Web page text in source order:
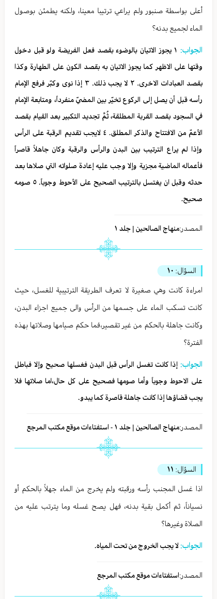
أعلى بواسطة صنبور ولم يراعي ترتيبا معينا، ولكنه يطمئن بوصول
الماء لجميع بدنه؟
الجواب:
١ يجوز الاتيان بالوضوء بقصد فعل الفريضة ولو قبل دخول
وقتها على الاظهر كما يجوز الاتيان به بقصد الكون على الطهارة وكذا
بقصد العبادات الاخرى. ٢ لا يجب ذلك. ٣ إذا نوى وكبّر فرفع الإمام
رأسه قبل أن يصل إلى الركوع تخيّر بين المضيّ منفرداً، ومتابعة الإمام
في السجود بقصد القربة المطلقة، ثُمَّ تجديد التكبير بعد القيام بقصد
الأعمّ من الافتتاح والذكر المطلق. ٤ لایجب تقدیم الرقبة علی الرأس
وإذا لم يراع الترتيب بين البدن والرأس والرقبة وكان جاهلاً قاصراً
فأعماله الماضية مجزية وإلا وجب عليه إعادة صلواته التي صلاها بعد
حدثه وقبل ان يغتسل بالترتيب الصحيح على الأحوط وجوباً. ٥ صومه
صحيح.
المصدر:منهاج الصالحين | جلد ١
السؤال: ١٠
امراءة كانت وهي صغيرة لا تعرف الطريقة الترتيبية للغسل، حيث
كانت تسكب الماء على جسمها من الرأس والى جميع اجزاء البدن،
وكانت جاهلة بالحكم من غير تقصير،فما حكم صيامها وصلاتها بهذه
الفترة؟
الجواب: إذا كانت تغسل الرأس قبل البدن فغسلها صحيح وإلا فباطل
على الاحوط وجوباً وأما صومها فصحيح على كل حال،اما صلاتها فلا
يجب قضاؤها إذا كانت جاهلة قاصرة كما يبدو.
المصدر:منهاج الصالحين | جلد ١ - استفتاءات موقع مكتب المرجع
السؤال: ١١
اذا غسل المجنب رأسه ورقبته ولم يخرج من الماء جهلاً بالحكم أو
نسياناً، ثم أكمل بقية بدنه، فهل يصح غسله وما يترتب عليه من
الصلاة وغيرها؟
الجواب: لا يجب الخروج من تحت المياه.
المصدر:استفتاءات موقع مكتب المرجع